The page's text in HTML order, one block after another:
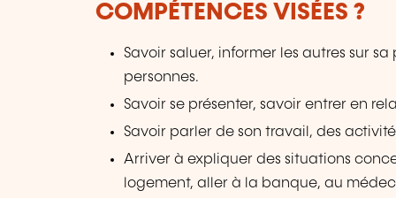
COMPÉTENCES VISÉES ?
Savoir saluer, informer les autres sur
personnes.
Savoir se présenter, savoir entrer en
Savoir parler de son travail, des
Arriver à expliquer des situations
logement, aller à la banque, au